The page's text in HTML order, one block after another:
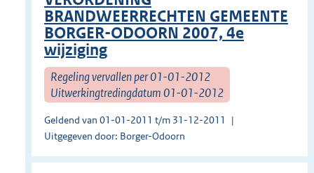
BRANDWEERRECHTEN GEMEENTE
BORGER-ODOORN 2007, 4e
wijziging
Regeling vervallen per 01-01-2012
Uitwerkingtredingdatum 01-01-2012
Geldend van 01-01-2011 t/m 31-12-2011
Uitgegeven door: Borger-Odoorn